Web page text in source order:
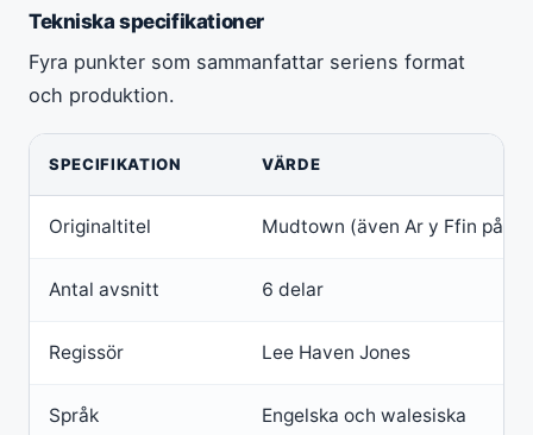
Tekniska specifikationer
Fyra punkter som sammanfattar seriens format
och produktion.
SPECIFIKATION VÄRDE
Originaltitel Mudtown (även Ar y Ffin på
Antal avsnitt 6 delar
Regissör Lee Haven Jones
Språk Engelska och walesiska